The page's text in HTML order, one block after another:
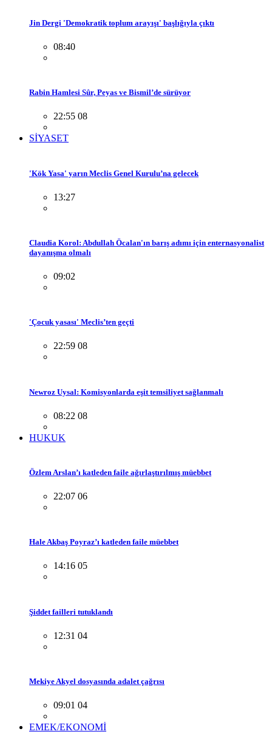
Jin Dergi 'Demokratik toplum arayışı' başlığıyla çıktı
08:40
Rabin Hamlesi Sûr, Peyas ve Bismil’de sürüyor
22:55 08
SİYASET
'Kök Yasa' yarın Meclis Genel Kurulu’na gelecek
13:27
Claudia Korol: Abdullah Öcalan'ın barış adımı için enternasyonalist
dayanışma olmalı
09:02
'Çocuk yasası' Meclis’ten geçti
22:59 08
Newroz Uysal: Komisyonlarda eşit temsiliyet sağlanmalı
08:22 08
HUKUK
Özlem Arslan’ı katleden faile ağırlaştırılmış müebbet
22:07 06
Hale Akbaş Poyraz’ı katleden faile müebbet
14:16 05
Şiddet failleri tutuklandı
12:31 04
Mekiye Akyel dosyasında adalet çağrısı
09:01 04
EMEK/EKONOMİ